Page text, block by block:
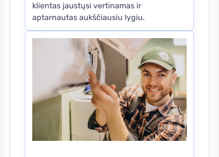
klientas jaustųsi vertinamas ir
aptarnautas aukščiausiu lygiu.